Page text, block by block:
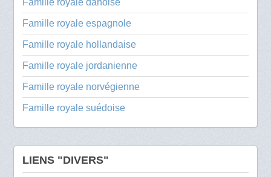
Famille royale danoise
Famille royale espagnole
Famille royale hollandaise
Famille royale jordanienne
Famille royale norvégienne
Famille royale suédoise
LIENS "DIVERS"